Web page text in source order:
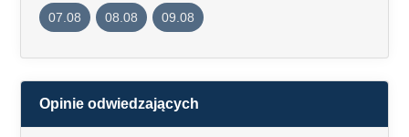
07.08 08.08 09.08
Opinie odwiedzających